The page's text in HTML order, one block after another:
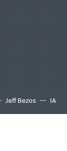
Jeff Bezos IA